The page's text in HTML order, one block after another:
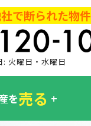
で断られた物件
: 火曜日・水曜日
を売る